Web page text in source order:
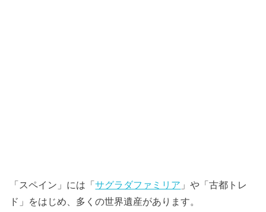
「スペイン」には「サグラダファミリア 」や「古都トレ
ド」をはじめ、多くの世界遺産があります。